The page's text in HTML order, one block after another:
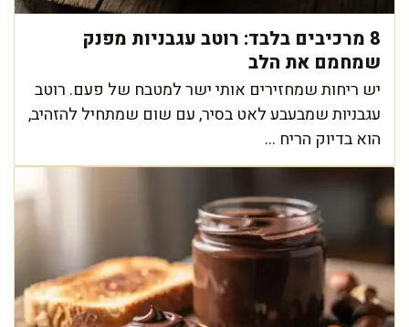
8 מרכיבים בלבד: רוטב עגבניות מפנק
שמחמם את הלב
יש ריחות שמחזירים אותי ישר למטבח של פעם. רוטב
עגבניות שמבעבע לאט בסיר, עם שום שמתחיל להזהיב,
הוא בדיוק הריח ...